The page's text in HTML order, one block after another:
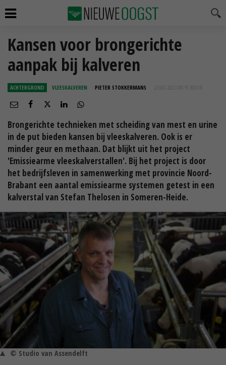
Kansen voor brongerichte
aanpak bij kalveren
ACHTERGROND VLEESKALVEREN PIETER STOKKERMANS 22 AUG 2022 OM 15:30
Brongerichte technieken met scheiding van mest en urine
in de put bieden kansen bij vleeskalveren. Ook is er
minder geur en methaan. Dat blijkt uit het project
'Emissiearme vleeskalverstallen'. Bij het project is door
het bedrijfsleven in samenwerking met provincie Noord-
Brabant een aantal emissiearme systemen getest in een
kalverstal van Stefan Thelosen in Someren-Heide.
© Studio van Assendelft